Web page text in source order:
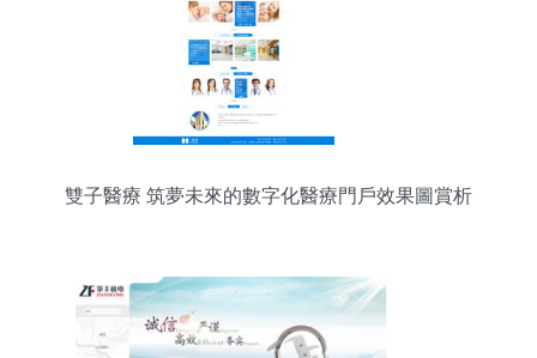
雙子醫療 筑夢未來的數字化醫療門戶效果圖賞析